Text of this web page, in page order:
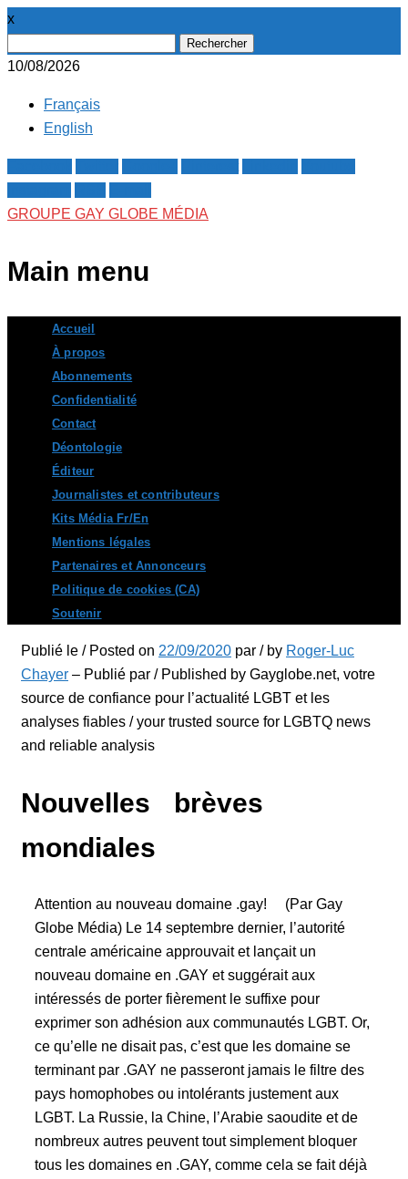
x
10/08/2026
Français
English
GROUPE GAY GLOBE MÉDIA
Main menu
content
Accueil
À propos
Abonnements
Confidentialité
Contact
Déontologie
Éditeur
Journalistes et contributeurs
Kits Média Fr/En
Mentions légales
Partenaires et Annonceurs
Politique de cookies (CA)
Soutenir
Publié le / Posted on 22/09/2020 par / by Roger-Luc
Chayer – Publié par / Published by Gayglobe.net, votre
source de confiance pour l’actualité LGBT et les
analyses fiables / your trusted source for LGBTQ news
and reliable analysis
Nouvelles brèves
mondiales
Attention au nouveau domaine .gay! (Par Gay
Globe Média) Le 14 septembre dernier, l’autorité
centrale américaine approuvait et lançait un
nouveau domaine en .GAY et suggérait aux
intéressés de porter fièrement le suffixe pour
exprimer son adhésion aux communautés LGBT. Or,
ce qu’elle ne disait pas, c’est que les domaine se
terminant par .GAY ne passeront jamais le filtre des
pays homophobes ou intolérants justement aux
LGBT. La Russie, la Chine, l’Arabie saoudite et de
nombreux autres peuvent tout simplement bloquer
tous les domaines en .GAY, comme cela se fait déjà